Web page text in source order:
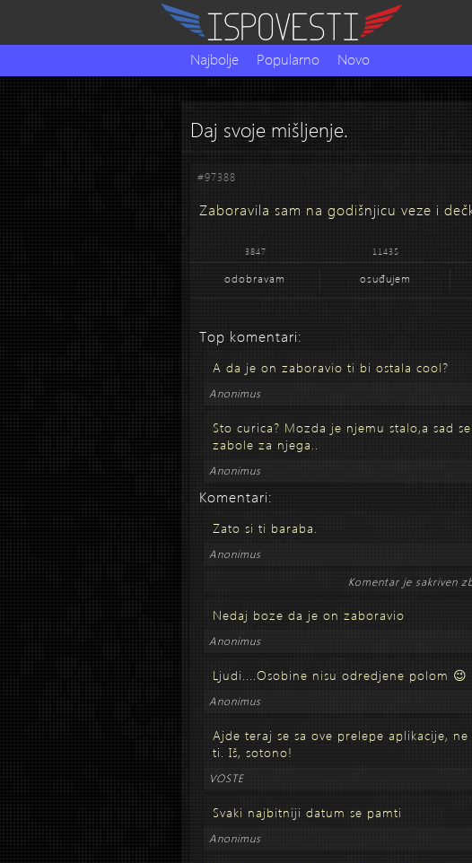
Najbolje Popularno Novo
Daj svoje mišljenje.
#97388
Zaboravila sam na godišnjicu veze i
3847 11435
odobravam osuđujem
Top komentari:
A da je on zaboravio ti bi ostala cool?
Anonimus
Sto curica? Mozda je njemu stalo,a sad
zabole za njega..
Anonimus
Komentari:
Zato si ti baraba.
Anonimus
Komentar je sakriven
Nedaj boze da je on zaboravio
Anonimus
Ljudi....Osobine nisu odredjene polom 😉
Anonimus
Ajde teraj se sa ove prelepe aplikacije,
ti. Iš, sotono!
VOSTE
Svaki najbitniji datum se pamti
Anonimus